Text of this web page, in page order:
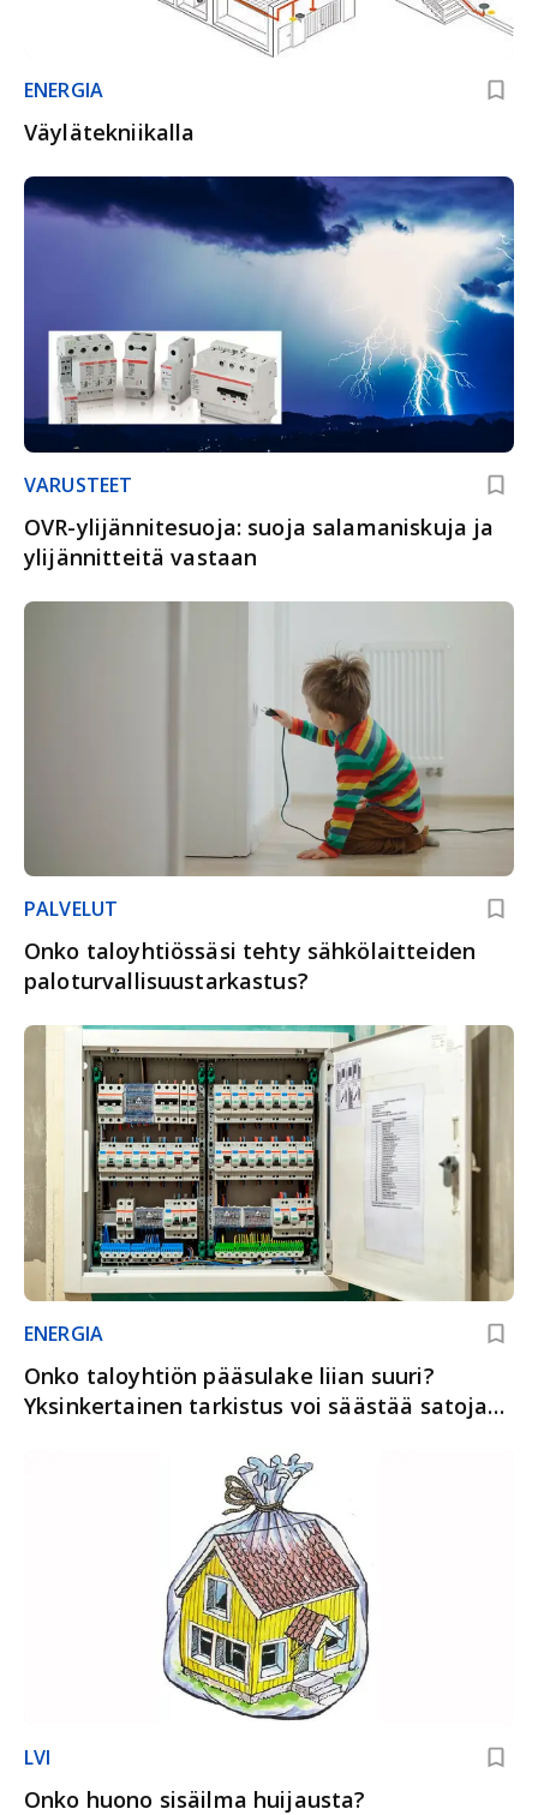
ENERGIA
Väylätekniikalla
VARUSTEET
OVR-ylijännitesuoja: suoja salamaniskuja ja
ylijännitteitä vastaan
PALVELUT
Onko taloyhtiössäsi tehty sähkölaitteiden
paloturvallisuustarkastus?
ENERGIA
Onko taloyhtiön pääsulake liian suuri?
Yksinkertainen tarkistus voi säästää satoja
LVI
Onko huono sisäilma huijausta?